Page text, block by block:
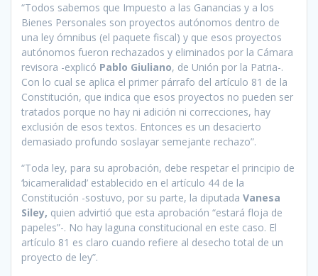
“Todos sabemos que Impuesto a las Ganancias y a los
Bienes Personales son proyectos autónomos dentro de
una ley ómnibus (el paquete fiscal) y que esos proyectos
autónomos fueron rechazados y eliminados por la Cámara
revisora -explicó Pablo Giuliano, de Unión por la Patria-.
Con lo cual se aplica el primer párrafo del artículo 81 de la
Constitución, que indica que esos proyectos no pueden ser
tratados porque no hay ni adición ni correcciones, hay
exclusión de esos textos. Entonces es un desacierto
demasiado profundo soslayar semejante rechazo”.
“Toda ley, para su aprobación, debe respetar el principio de
‘bicameralidad’ establecido en el artículo 44 de la
Constitución -sostuvo, por su parte, la diputada Vanesa
Siley, quien advirtió que esta aprobación “estará floja de
papeles”-. No hay laguna constitucional en este caso. El
artículo 81 es claro cuando refiere al desecho total de un
proyecto de ley”.